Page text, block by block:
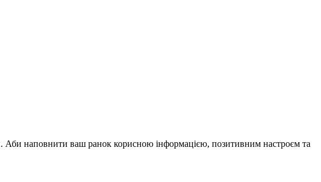
Аби наповнити ваш ранок корисною інформацією, позитивним настроєм та